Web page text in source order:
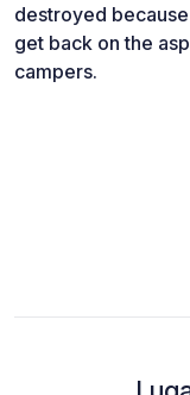
destroyed
get back on the
campers.